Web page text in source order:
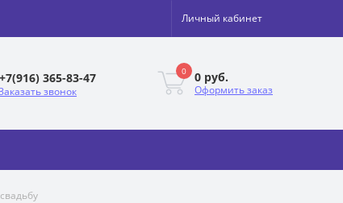
Личный кабинет
+7(916) 365-83-47
звонок
0 0 руб.
Оформить заказ